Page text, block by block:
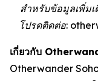
สำหรับข้อมูลเพิ่ม
โปรดติดต่อ:
เกี่ยวกับ
Otherwander